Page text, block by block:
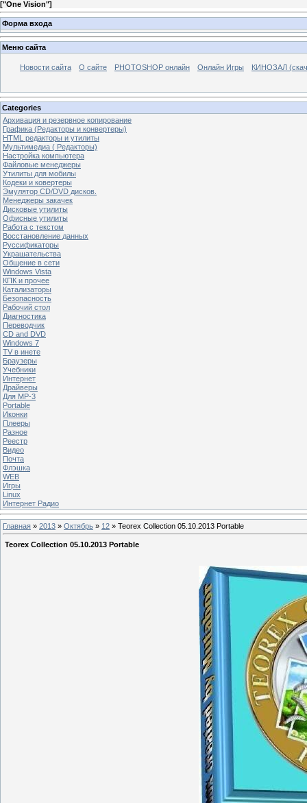
["One Vision"]
Форма входа
Меню сайта
Новости сайта О сайте PHOTOSHOP онлайн Онлайн Игры КИНОЗАЛ
Categories
Архивация и резервное копирование
Графика (Редакторы и конвертеры)
HTML редакторы и утилиты
Мультимедиа ( Редакторы)
Настройка компьютера
Файловые менеджеры
Утилиты для мобилы
Кодеки и ковертеры
Эмулятор CD/DVD дисков.
Менеджеры закачек
Дисковые утилиты
Офисные утилиты
Работа с текстом
Восстановление данных
Руссификаторы
Украшательства
Общение в сети
Windows Vista
КПК и прочее
Катализаторы
Безопасность
Рабочий стол
Диагностика
Переводчик
CD and DVD
Windows 7
TV в инете
Браузеры
Учебники
Интернет
Драйверы
Для MP-3
Portable
Иконки
Плееры
Разное
Реестр
Видео
Почта
Флэшка
WEB
Игры
Linux
Интернет Радио
Главная » 2013 » Октябрь » 12 » Teorex Collection 05.10.2013 Portable
Teorex Collection 05.10.2013 Portable